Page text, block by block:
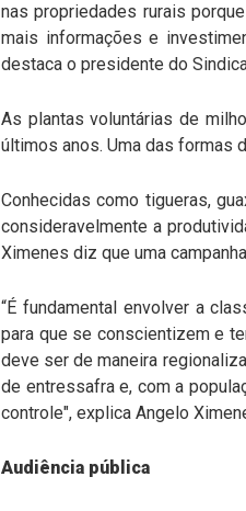
nas propriedades rurais
mais informações e
destaca o presidente do
As plantas voluntárias de
últimos anos. Uma das formas
Conhecidas como tigueras,
consideravelmente a
Ximenes diz que uma
“É fundamental envolver a
para que se conscientizem e
deve ser de maneira
de entressafra e, com a
controle", explica Angelo
Audiência pública